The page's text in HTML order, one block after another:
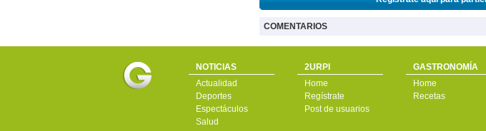
COMENTARIOS
NOTICIAS
Actualidad
Deportes
Espectáculos
Salud
2URPI
Home
Regístrate
Post de usuarios
GASTRONOMÍA
Home
Recetas